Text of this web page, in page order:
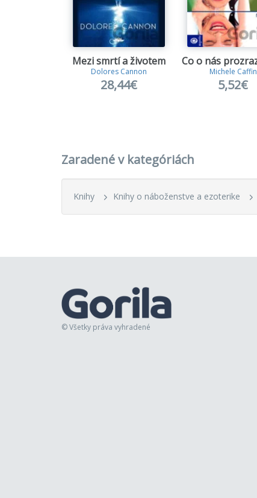
Mezi smrtí a životem
Dolores Cannon
28,44€
Michele Caffin
5,52€
Zaradené v kategóriách
Knihy Knihy o náboženstve a ezoterike
© Všetky práva vyhradené